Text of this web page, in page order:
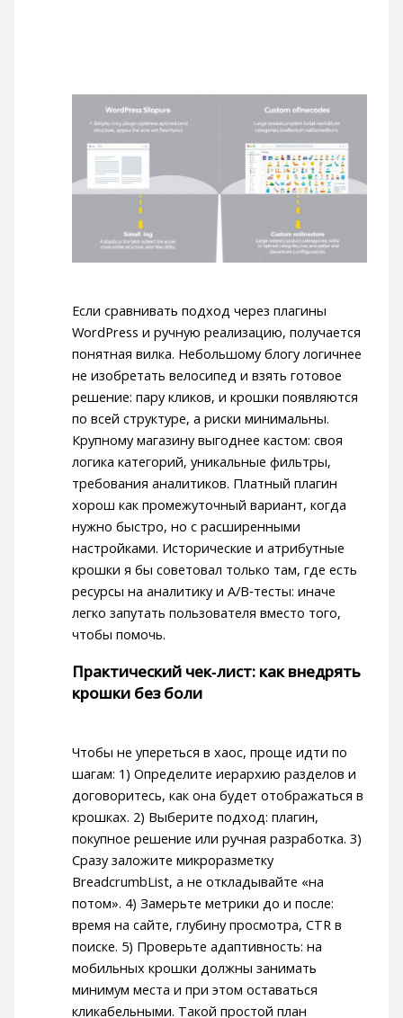
Если сравнивать подход через плагины
WordPress и ручную реализацию, получается
понятная вилка. Небольшому блогу логичнее
не изобретать велосипед и взять готовое
решение: пару кликов, и крошки появляются
по всей структуре, а риски минимальны.
Крупному магазину выгоднее кастом: своя
логика категорий, уникальные фильтры,
требования аналитиков. Платный плагин
хорош как промежуточный вариант, когда
нужно быстро, но с расширенными
настройками. Исторические и атрибутные
крошки я бы советовал только там, где есть
ресурсы на аналитику и A/B‑тесты: иначе
легко запутать пользователя вместо того,
чтобы помочь.
Практический чек‑лист: как внедрять
крошки без боли
Чтобы не упереться в хаос, проще идти по
шагам: 1) Определите иерархию разделов и
договоритесь, как она будет отображаться в
крошках. 2) Выберите подход: плагин,
покупное решение или ручная разработка. 3)
Сразу заложите микроразметку
BreadcrumbList, а не откладывайте «на
потом». 4) Замерьте метрики до и после:
время на сайте, глубину просмотра, CTR в
поиске. 5) Проверьте адаптивность: на
мобильных крошки должны занимать
минимум места и при этом оставаться
кликабельными. Такой простой план